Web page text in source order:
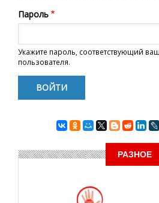
Пароль
Укажите пароль, соответствующий
пользователя.
РАЗНОЕ